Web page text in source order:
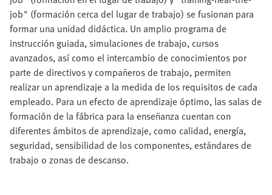
job" (formación cerca del lugar de trabajo) se fusionan para
formar una unidad didáctica. Un amplio programa de
instrucción guiada, simulaciones de trabajo, cursos
avanzados, así como el intercambio de conocimientos por
parte de directivos y compañeros de trabajo, permiten
realizar un aprendizaje a la medida de los requisitos de cada
empleado. Para un efecto de aprendizaje óptimo, las salas de
formación de la fábrica para la enseñanza cuentan con
diferentes ámbitos de aprendizaje, como calidad, energía,
seguridad, sensibilidad de los componentes, estándares de
trabajo o zonas de descanso.